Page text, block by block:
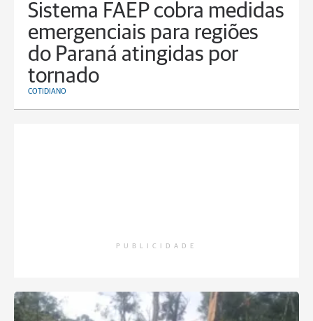
Sistema FAEP cobra medidas
emergenciais para regiões
do Paraná atingidas por
tornado
COTIDIANO
PUBLICIDADE